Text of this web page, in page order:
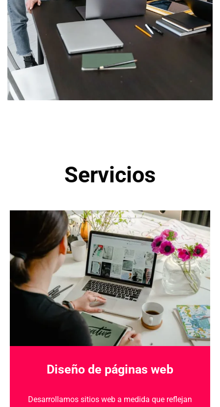
Servicios
Diseño de páginas web
Desarrollamos sitios web a medida que reflejan